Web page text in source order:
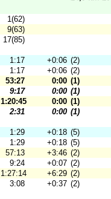
1(62)
9(63)
17(85)
1:17 +0:06 (2)
1:17 +0:06 (2)
53:27
0:00 (1)
9:17
0:00 (1)
1:20:45
0:00 (1)
2:31
0:00 (1)
1:29 +0:18 (5)
1:29 +0:18 (5)
57:13
+3:46 (2)
9:24
+0:07 (2)
1:27:14
+6:29 (2)
3:08
+0:37 (2)